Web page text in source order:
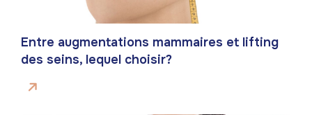
Entre augmentations mammaires et lifting
des seins, lequel choisir?